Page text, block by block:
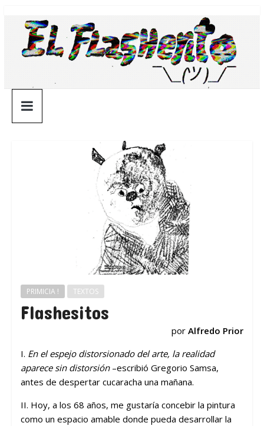
contenido
¯\_(ツ)_/
¯
PRIMICIA ! TEXTOS
Flashesitos
porAlfredo Prior
I. En el espejo distorsionado del arte, la realidad
aparece sin distorsión–escribió Gregorio Samsa,
antes de despertar cucaracha una mañana.
II. Hoy, a los 68 años, me gustaría concebir la pintura
como un espacio amable donde pueda desarrollar la